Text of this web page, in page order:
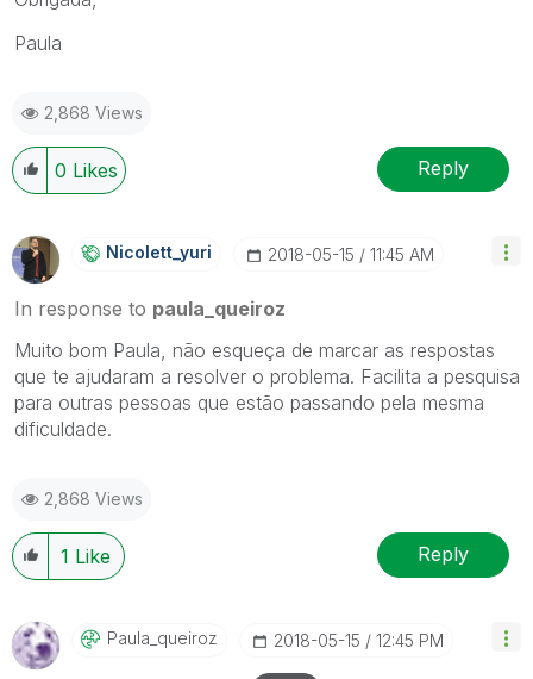
Paula
2,868 Views
0 Likes Reply
Nicolett_yuri ‎2018-05-15 11:45 AM
In response to paula_queiroz
Muito bom Paula, não esqueça de marcar as respostas
que te ajudaram a resolver o problema. Facilita a pesquisa
para outras pessoas que estão passando pela mesma
dificuldade.
2,868 Views
1 Like Reply
Paula_queiroz ‎2018-05-15 12:45 PM